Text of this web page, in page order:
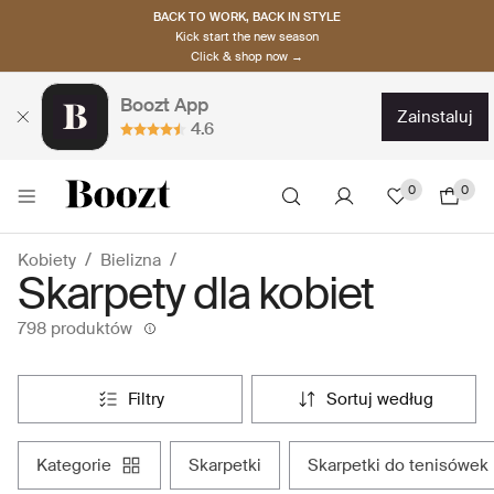
BACK TO WORK, BACK IN STYLE
Kick start the new season
Click & shop now →
Boozt App
4.6
zainstaluj
0 0
Kobiety Bielizna
Skarpety dla kobiet
798 produktów
filtry sortuj według
kategorie skarpetki skarpetki do tenisówek